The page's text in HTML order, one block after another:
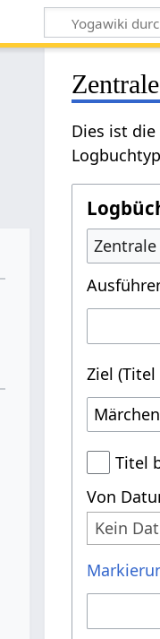
Dies ist
Ziel
Titel
Von
Kein